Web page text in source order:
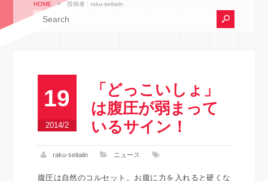
HOME >投稿者 : raku-seitaiin
19
2014/2
「どっこいしょ」
は腹圧が弱まって
いるサイン！
raku-seitaiin ニュース
腹圧は自然のコルセット。お腹に力を入れると硬くな